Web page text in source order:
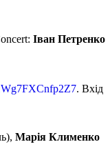
Іван Петренко
. Вхід
Марія Клименко